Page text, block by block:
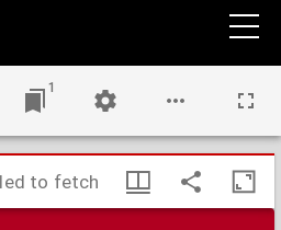
que forman el estrecho de Gibraltar : con
la luna, las horas, y los minutos de las mareas,
de los otros mares, con algunas
de varias. memorias impresas y
1
to fetch